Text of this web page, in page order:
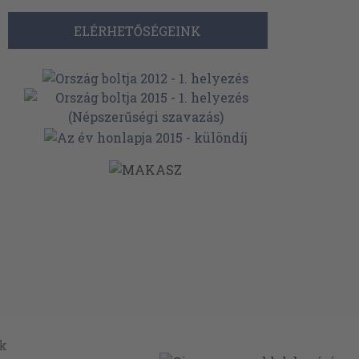
ELÉRHETŐSÉGEINK